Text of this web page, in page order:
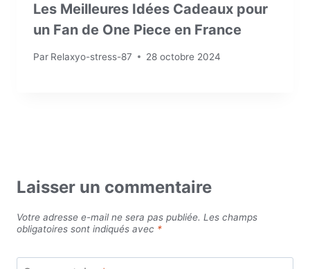
Les Meilleures Idées Cadeaux pour
un Fan de One Piece en France
Par Relaxyo-stress-87 28 octobre 2024
Laisser un commentaire
Votre adresse e-mail ne sera pas publiée. Les champs
obligatoires sont indiqués avec *